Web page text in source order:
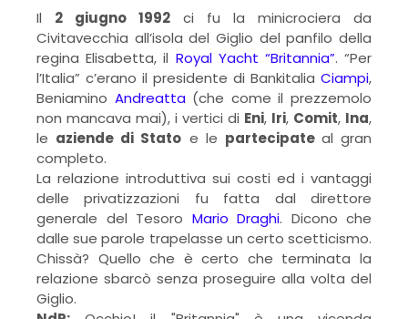
Il 2 giugno 1992 ci fu la minicrociera da
Civitavecchia all’isola del Giglio del panfilo della
regina Elisabetta, il Royal Yacht “Britannia”. “Per
l’Italia” c’erano il presidente di Bankitalia Ciampi,
Beniamino Andreatta (che come il prezzemolo
non mancava mai), i vertici di Eni, Iri, Comit, Ina,
le aziende di Stato e le partecipate al gran
completo.
La relazione introduttiva sui costi ed i vantaggi
delle privatizzazioni fu fatta dal direttore
generale del Tesoro Mario Draghi. Dicono che
dalle sue parole trapelasse un certo scetticismo.
Chissà? Quello che è certo che terminata la
relazione sbarcò senza proseguire alla volta del
Giglio.